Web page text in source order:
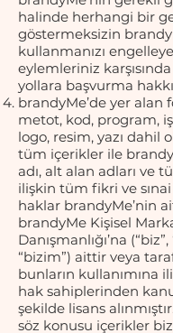
halinde herhangi bir
göstermeksizin
kullanmanızı
eylemleriniz
yollara başvurma
brandyMe’de yer alan
metot, kod, program,
logo, resim, yazı dahil
tüm içerikler ile
adı, alt alan adları ve
ilişkin tüm fikri ve
haklar brandyMe’nin
brandyMe Kişisel
Danışmanlığı’na
“bizim”) aittir veya
bunların kullanımına
hak sahiplerinden
şekilde lisans
söz konusu içerikler